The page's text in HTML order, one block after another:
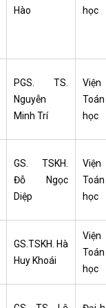
Hào
học
PGS. TS.
Nguyễn
Minh Trí
Viện
Toán
học
GS. TSKH.
Đỗ Ngọc
Diệp
Viện
Toán
học
GS.TSKH. Hà
Huy Khoái
Viện
Toán
học